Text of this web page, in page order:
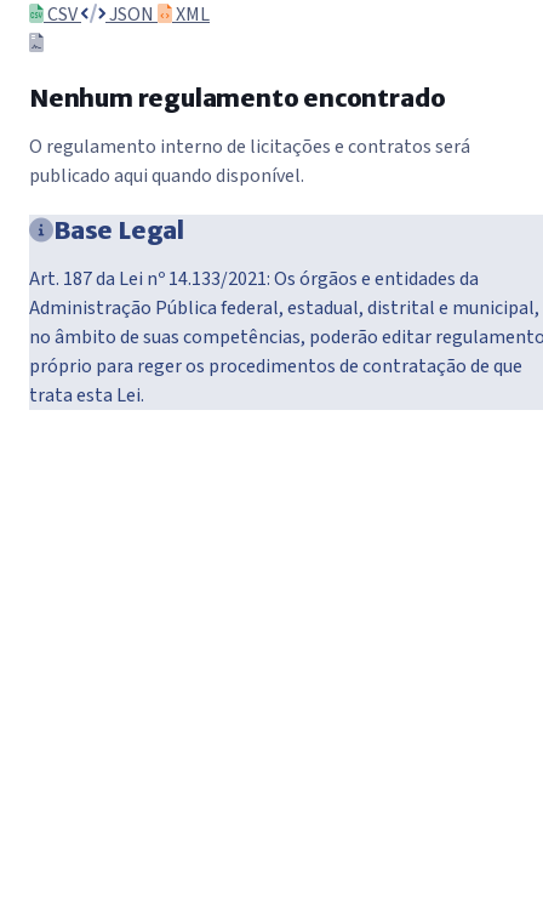
CSV
JSON XML
Nenhum regulamento encontrado
O regulamento interno de licitações e contratos será
publicado aqui quando disponível.
Base Legal
Art. 187 da Lei nº 14.133/2021: Os órgãos e entidades da
Administração Pública federal, estadual, distrital e municipal,
no âmbito de suas competências, poderão editar
próprio para reger os procedimentos de contratação de que
trata esta Lei.